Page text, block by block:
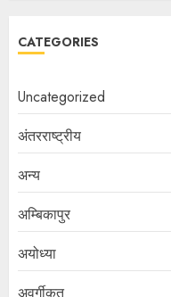
CATEGORIES
Uncategorized
अंतरराष्ट्रीय
अन्य
अम्बिकापुर
अयोध्या